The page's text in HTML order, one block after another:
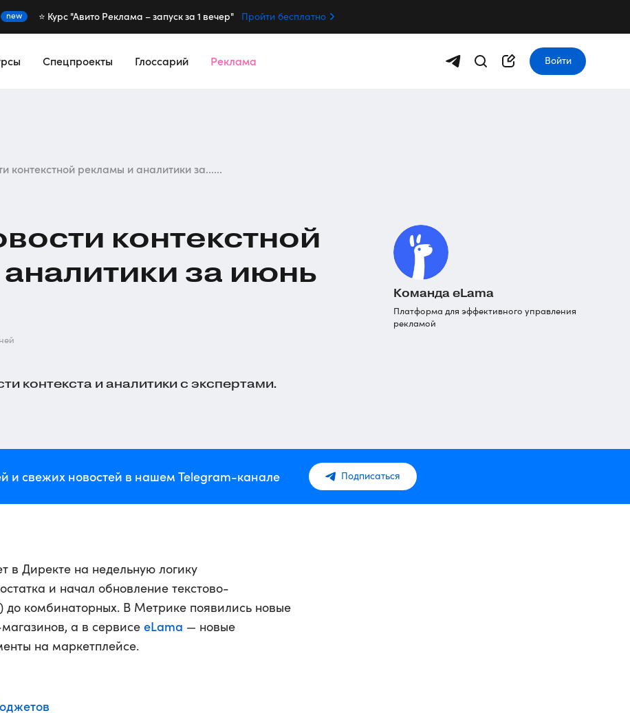
new ⭐️ Курс "Авито Реклама – запуск за 1 вечер" Пройти бесплатно
Спецпроекты Глоссарий Реклама Войти
контекстной рекламы и аналитики за......
контекстной
за июнь
контекста и аналитики с экспертами.
Команда eLama
Платформа для эффективного управления
рекламой
и свежих новостей в нашем Telegram-канале Подписаться
в Директе на недельную логику
и начал обновление текстово-
до комбинаторных. В Метрике появились новые
а в сервисе eLama — новые
на маркетплейсе.